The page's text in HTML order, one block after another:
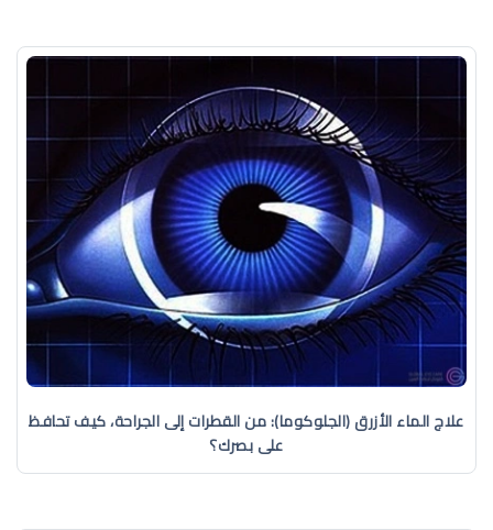
علاج الماء الأزرق (الجلوكوما): من القطرات إلى الجراحة، كيف تحافظ
على بصرك؟